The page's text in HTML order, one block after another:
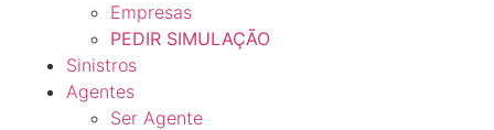
Empresas
PEDIR SIMULAÇÃO
Sinistros
Agentes
Ser Agente